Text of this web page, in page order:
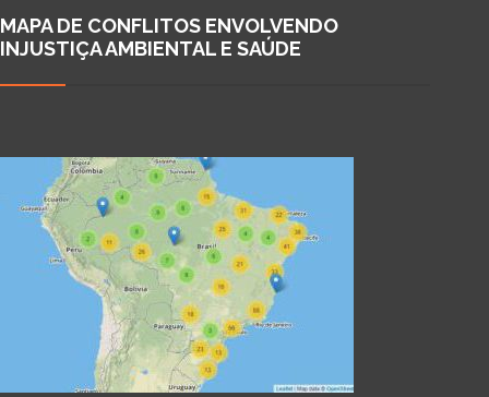
MAPA DE CONFLITOS ENVOLVENDO
INJUSTIÇA AMBIENTAL E SAÚDE